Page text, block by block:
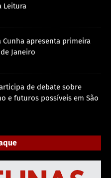
Leitura
Cunha apresenta primeira
Janeiro
de debate sobre
e futuros possíveis em São